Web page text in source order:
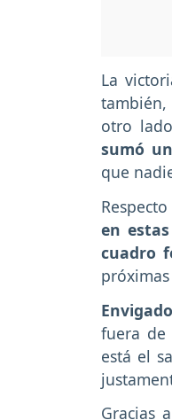
La
también,
otro lado
sumó
que
en
cuadro
fuera de
está el
Gracias